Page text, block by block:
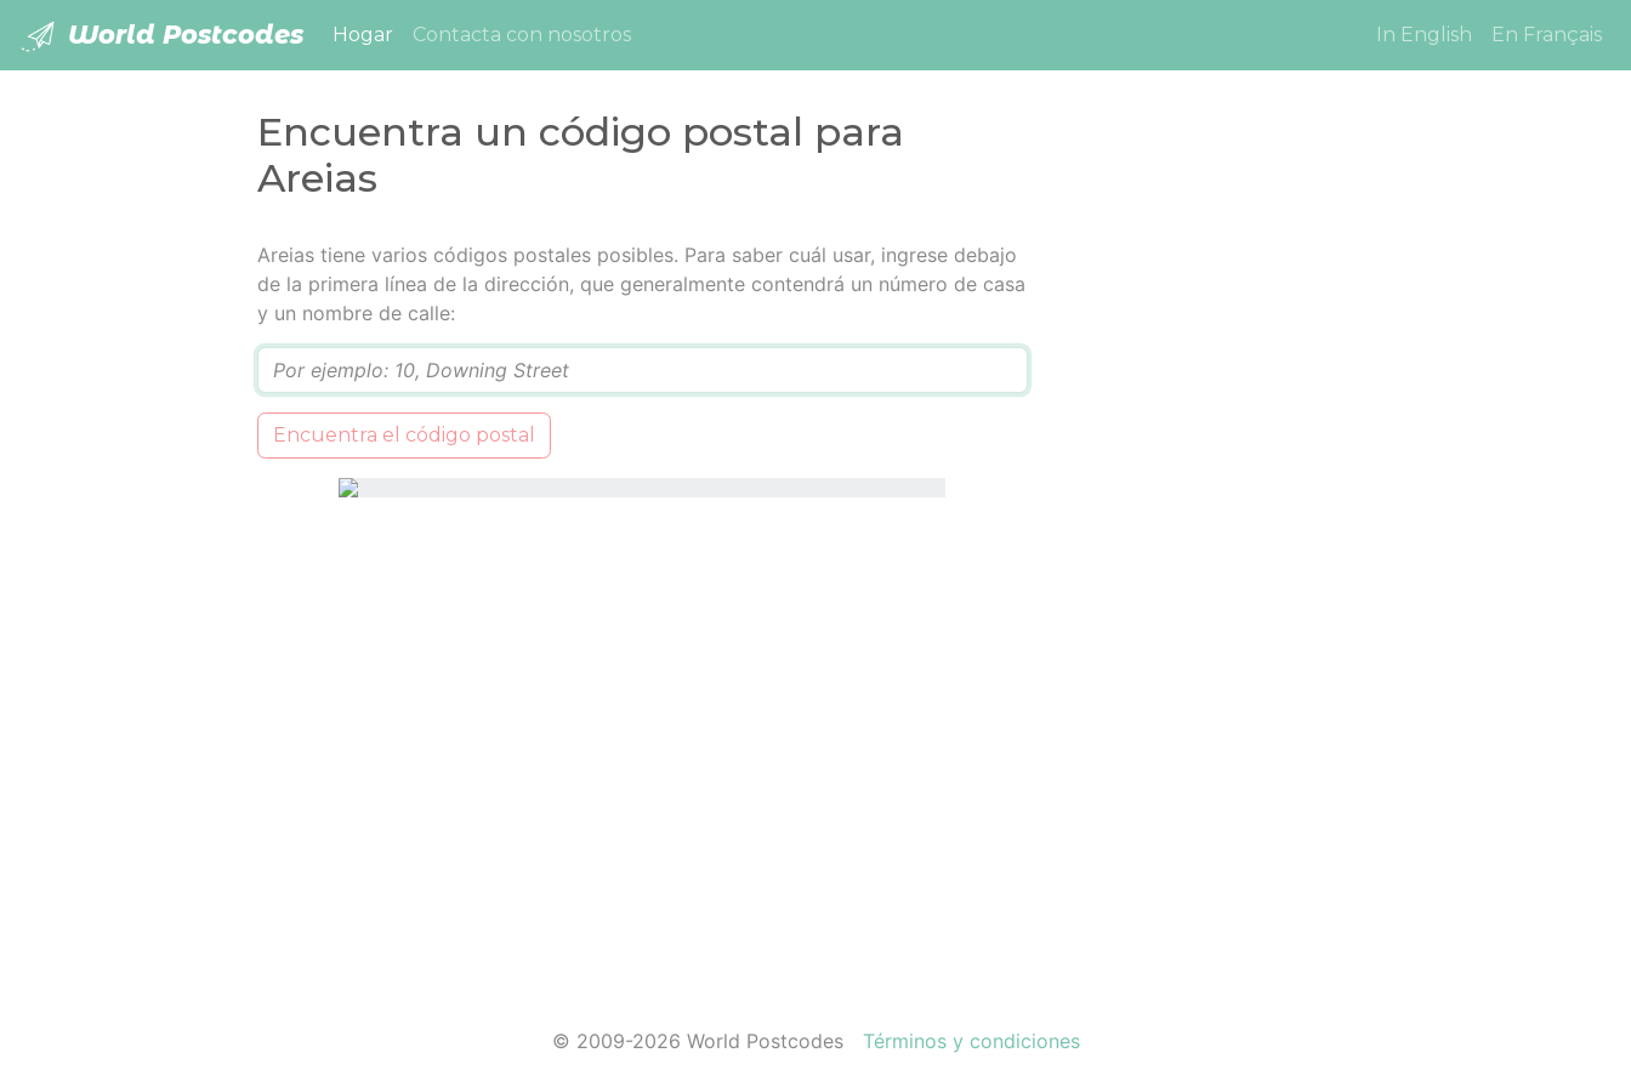
World Postcodes Hogar (current)
Contacta con nosotros In English En Français
Encuentra un código postal para
Areias
Areias tiene varios códigos postales posibles. Para saber cuál usar, ingrese debajo
de la primera línea de la dirección, que generalmente contendrá un número de casa
y un nombre de calle:
Encuentra el código postal
© 2009-2026 World Postcodes Términos y condiciones